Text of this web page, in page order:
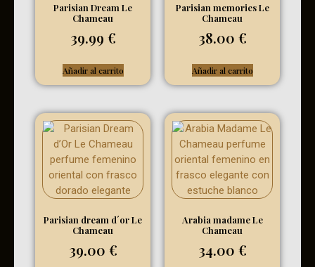
Parisian Dream Le
Chameau
39.99 €
Añadir al carrito
Parisian memories Le
Chameau
38.00 €
Añadir al carrito
Parisian dream d´or Le
Chameau
39.00 €
Arabia madame Le
Chameau
34.00 €